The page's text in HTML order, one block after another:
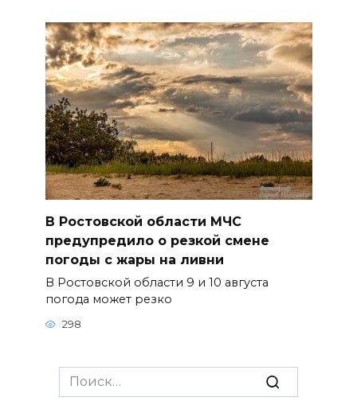
В Ростовской области МЧС
предупредило о резкой смене
погоды с жары на ливни
В Ростовской области 9 и 10 августа
погода может резко
298
Search
for: